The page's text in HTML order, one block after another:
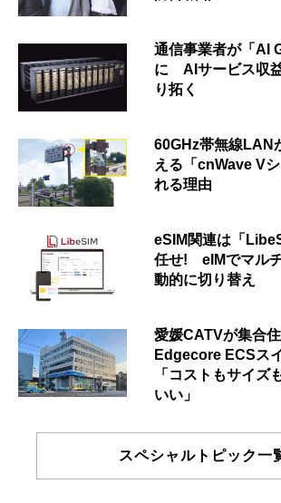
通信事業者が「AI
に AIサービス収
り拓く
60GHz帯無線LAN
える「cnWave V
れる理由
eSIM関連は「
任せ! eIMでマル
動的に切り替え
愛媛CATVが集合
Edgecore ECSス
「コストもサイズ
いい」
スペシャルトピック一